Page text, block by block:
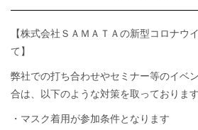
【株式会社ＳＡＭＡＴＡの新型コロナウ
て】
弊社での打ち合わせやセミナー等のイベ
合は、以下のような対策を取っております
・マスク着用が参加条件となります